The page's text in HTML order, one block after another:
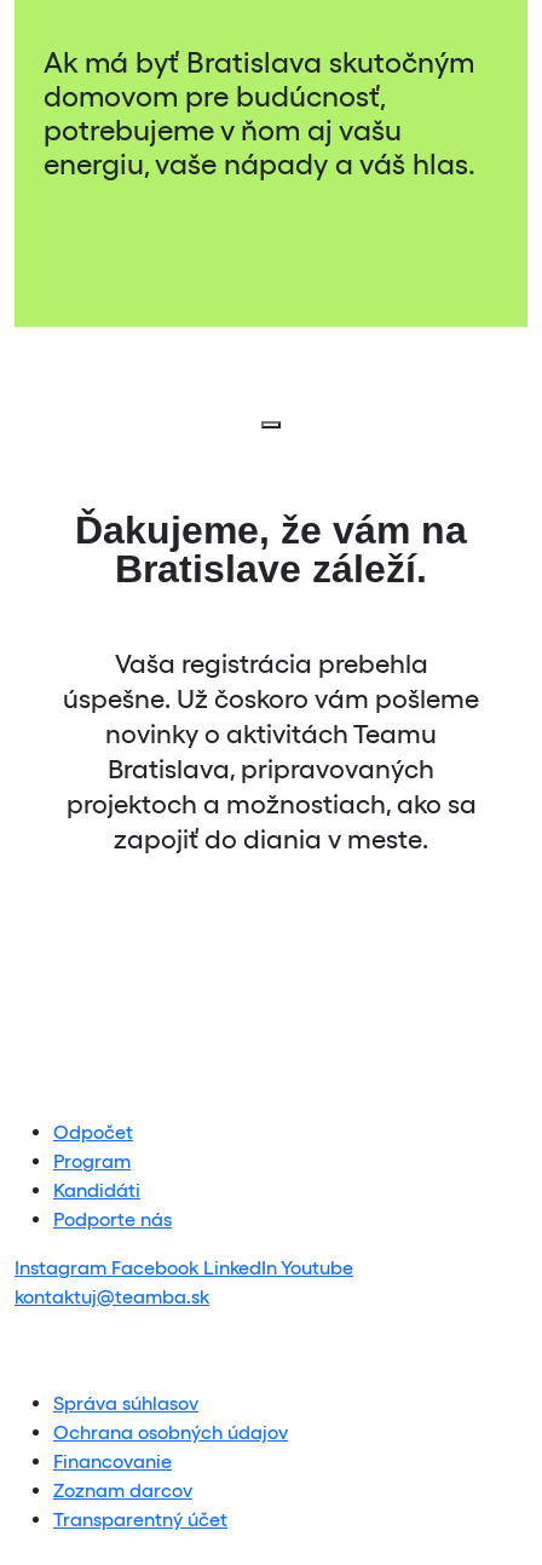
Ak má byť Bratislava skutočným
domovom pre budúcnosť,
potrebujeme v ňom aj vašu
energiu, vaše nápady a váš hlas.
Ďakujeme, že vám na
Bratislave záleží.
Vaša registrácia prebehla
úspešne. Už čoskoro vám pošleme
novinky o aktivitách Teamu
Bratislava, pripravovaných
projektoch a možnostiach, ako sa
zapojiť do diania v meste.
Odpočet
Program
Kandidáti
Podporte nás
Instagram Facebook LinkedInYoutube
kontaktuj@teamba.sk
Správa súhlasov
Ochrana osobných údajov
Financovanie
Zoznam darcov
Transparentný účet